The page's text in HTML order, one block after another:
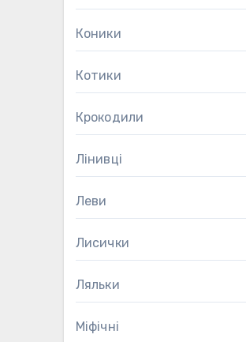
Коники
Котики
Крокодили
Лінивці
Леви
Лисички
Ляльки
Міфічні